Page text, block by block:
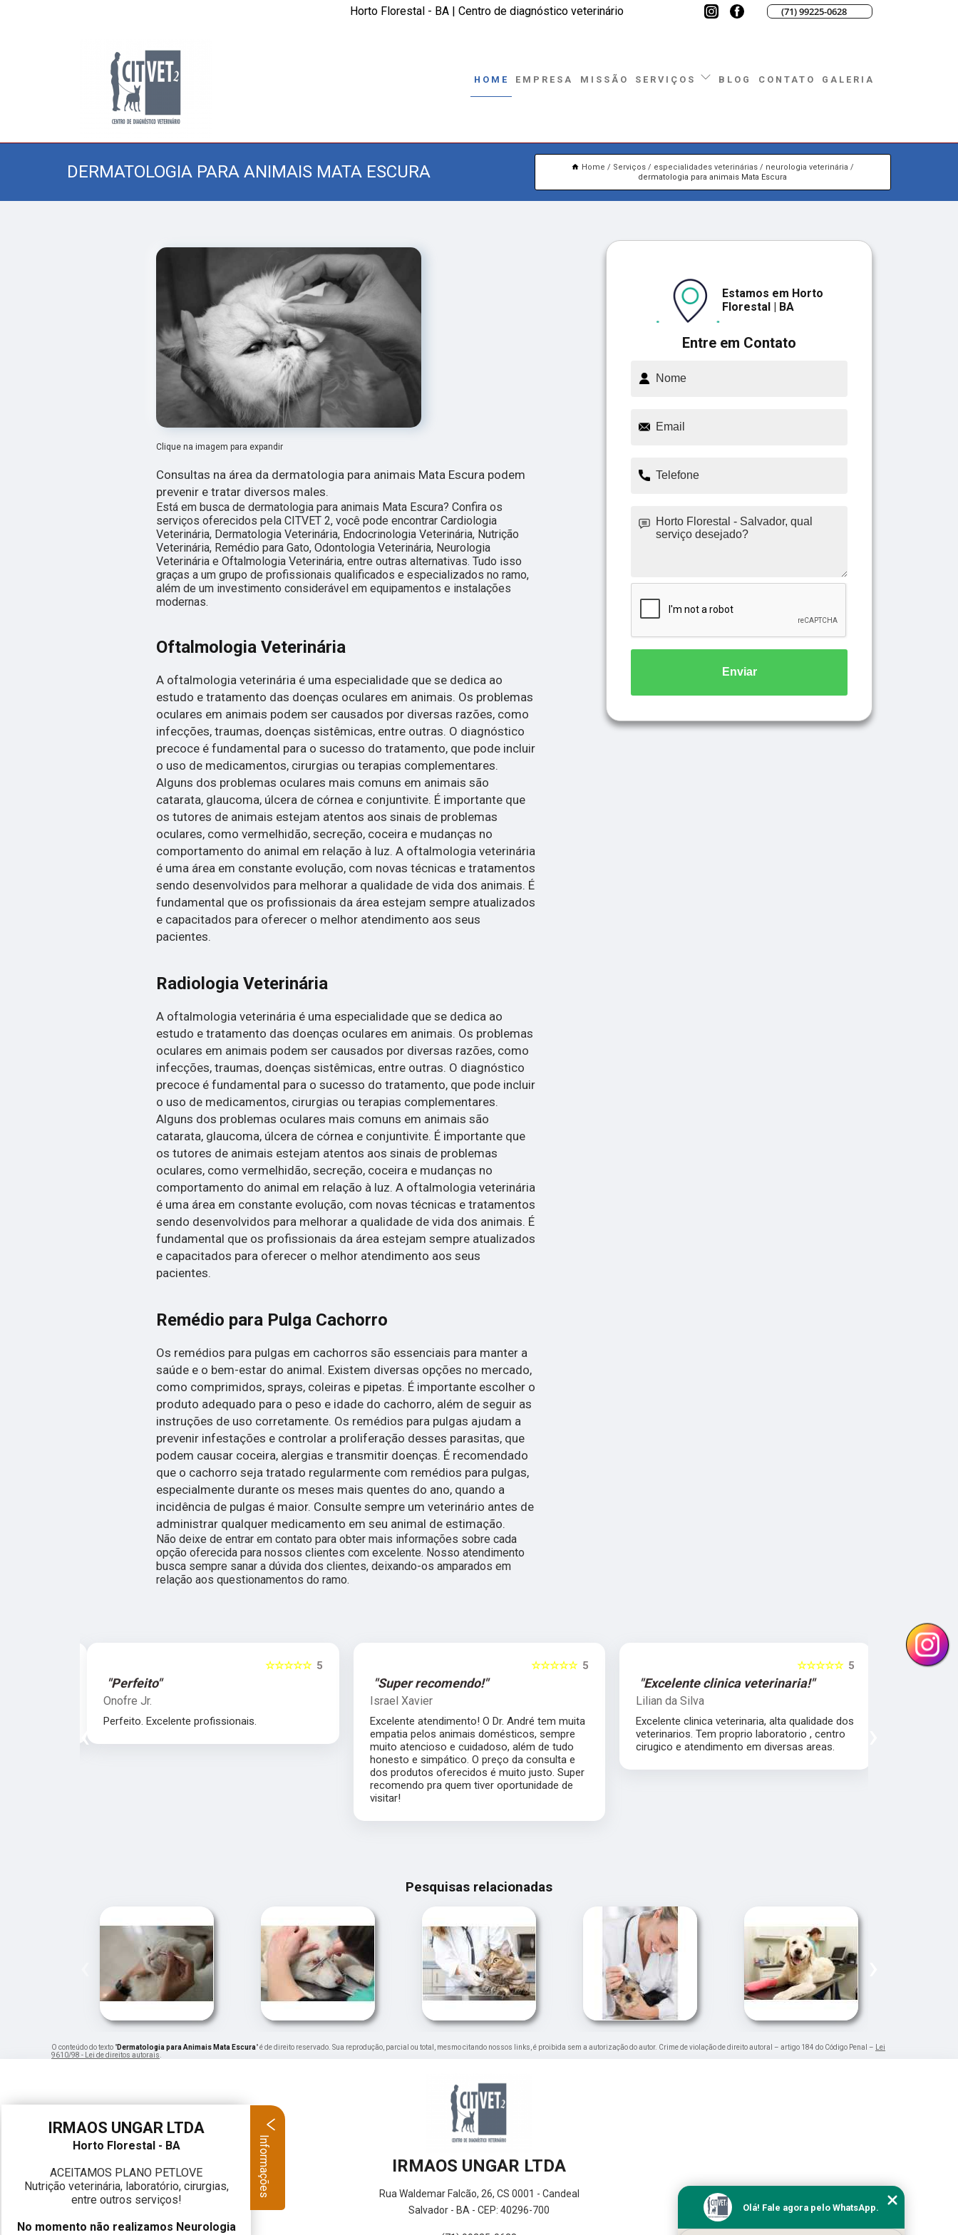
Horto Florestal - BA | Centro de diagnóstico veterinário (71) 99225-0628
HOME EMPRESA MISSÃO SERVIÇOS BLOG CONTATO GALERIA
DERMATOLOGIA PARA ANIMAIS MATA ESCURA Home Serviços especialidades veterinárias
neurologia veterinária
dermatologia para animais Mata Escura
Clique na imagem para expandir
Consultas na área da dermatologia para animais Mata Escura podem
prevenir e tratar diversos males.
Está em busca de dermatologia para animais Mata Escura? Confira os
serviços oferecidos pela CITVET 2, você pode encontrar Cardiologia
Veterinária, Dermatologia Veterinária, Endocrinologia Veterinária, Nutrição
Veterinária, Remédio para Gato, Odontologia Veterinária, Neurologia
Veterinária e Oftalmologia Veterinária, entre outras alternativas. Tudo isso
graças a um grupo de profissionais qualificados e especializados no ramo,
além de um investimento considerável em equipamentos e instalações
modernas.
Oftalmologia Veterinária
A oftalmologia veterinária é uma especialidade que se dedica ao
estudo e tratamento das doenças oculares em animais. Os problemas
oculares em animais podem ser causados por diversas razões, como
infecções, traumas, doenças sistêmicas, entre outras. O diagnóstico
precoce é fundamental para o sucesso do tratamento, que pode incluir
o uso de medicamentos, cirurgias ou terapias complementares.
Alguns dos problemas oculares mais comuns em animais são
catarata, glaucoma, úlcera de córnea e conjuntivite. É importante que
os tutores de animais estejam atentos aos sinais de problemas
oculares, como vermelhidão, secreção, coceira e mudanças no
comportamento do animal em relação à luz. A oftalmologia veterinária
é uma área em constante evolução, com novas técnicas e tratamentos
sendo desenvolvidos para melhorar a qualidade de vida dos animais. É
fundamental que os profissionais da área estejam sempre atualizados
e capacitados para oferecer o melhor atendimento aos seus
pacientes.
Radiologia Veterinária
A oftalmologia veterinária é uma especialidade que se dedica ao
estudo e tratamento das doenças oculares em animais. Os problemas
oculares em animais podem ser causados por diversas razões, como
infecções, traumas, doenças sistêmicas, entre outras. O diagnóstico
precoce é fundamental para o sucesso do tratamento, que pode incluir
o uso de medicamentos, cirurgias ou terapias complementares.
Alguns dos problemas oculares mais comuns em animais são
catarata, glaucoma, úlcera de córnea e conjuntivite. É importante que
os tutores de animais estejam atentos aos sinais de problemas
oculares, como vermelhidão, secreção, coceira e mudanças no
comportamento do animal em relação à luz. A oftalmologia veterinária
é uma área em constante evolução, com novas técnicas e tratamentos
sendo desenvolvidos para melhorar a qualidade de vida dos animais. É
fundamental que os profissionais da área estejam sempre atualizados
e capacitados para oferecer o melhor atendimento aos seus
pacientes.
Remédio para Pulga Cachorro
Os remédios para pulgas em cachorros são essenciais para manter a
saúde e o bem-estar do animal. Existem diversas opções no mercado,
como comprimidos, sprays, coleiras e pipetas. É importante escolher o
produto adequado para o peso e idade do cachorro, além de seguir as
instruções de uso corretamente. Os remédios para pulgas ajudam a
prevenir infestações e controlar a proliferação desses parasitas, que
podem causar coceira, alergias e transmitir doenças. É recomendado
que o cachorro seja tratado regularmente com remédios para pulgas,
especialmente durante os meses mais quentes do ano, quando a
incidência de pulgas é maior. Consulte sempre um veterinário antes de
administrar qualquer medicamento em seu animal de estimação.
Não deixe de entrar em contato para obter mais informações sobre cada
opção oferecida para nossos clientes com excelente. Nosso atendimento
busca sempre sanar a dúvida dos clientes, deixando-os amparados em
relação aos questionamentos do ramo.
Entre em Contato
Estamos em Horto
Florestal | BA
Enviar
5
☆☆☆☆☆
"Perfeito"
Onofre Jr.
Perfeito. Excelente profissionais.
5
☆☆☆☆☆
"Super recomendo!"
Israel Xavier
Excelente atendimento! O Dr. André tem muita
empatia pelos animais domésticos, sempre
muito atencioso e cuidadoso, além de tudo
honesto e simpático. O preço da consulta e
dos produtos oferecidos é muito justo. Super
recomendo pra quem tiver oportunidade de
visitar!
5
☆☆☆☆☆
"Excelente clinica veterinaria!"
Lilian da Silva
Excelente clinica veterinaria, alta qualidade dos
veterinarios. Tem proprio laboratorio , centro
cirugico e atendimento em diversas areas.
‹
Pesquisas relacionadas
O conteúdo do texto "Dermatologia para Animais Mata Escura" é de direito reservado. Sua reprodução, parcial ou total, mesmo citando nossos links, é proibida sem a autorização do autor. Crime de violação de direito autoral – artigo 184 do Código Penal – Lei
9610/98 - Lei de direitos autorais.
IRMAOS UNGAR LTDA
Rua Waldemar Falcão, 26, CS 0001 - Candeal
Salvador - BA - CEP: 40296-700
Olá! Fale agora pelo WhatsApp.
IRMAOS UNGAR LTDA
Horto Florestal - BA
ACEITAMOS PLANO PETLOVE
Nutrição veterinária, laboratório, cirurgias,
entre outros serviços!
No momento não realizamos Neurologia
Informações